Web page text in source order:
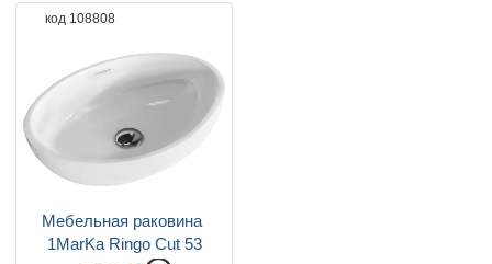
код 108808
Мебельная раковина
1MarKa Ringo Cut 53